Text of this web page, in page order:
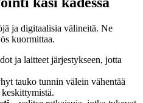
ja digitaalisia välineitä. Ne
kuormittaa.
ja laitteet järjestykseen, jotta
tauko tunnin välein vähentää